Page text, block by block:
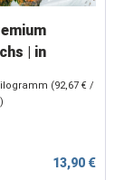
| in
(92,67 € /
13,90 €